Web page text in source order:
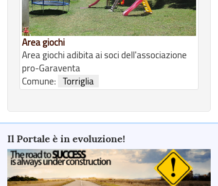
Area giochi
Area giochi adibita ai soci dell'associazione
pro-Garaventa
Comune: Torriglia
Il Portale è in evoluzione!